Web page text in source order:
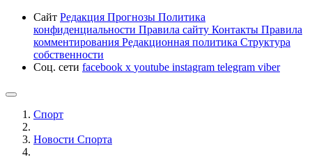
Сайт Редакция Прогнозы Политика
конфиденциальности Правила сайту Контакты Правила
комментирования Редакционная политика Структура
собственности
Соц. сети facebook x youtube instagram telegram viber
Спорт
Новости Cпорта